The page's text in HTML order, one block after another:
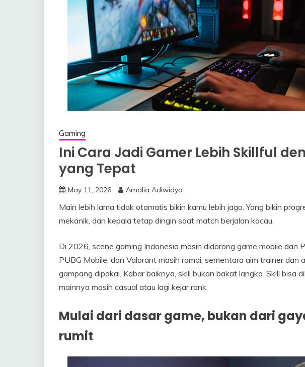
Gaming
Ini Cara Jadi Gamer Lebih Skillful
yang Tepat
May 11, 2026 Amalia Adiwidya
Main lebih lama tidak otomatis bikin kamu lebih jago. Yang bikin
mekanik, dan kepala tetap dingin saat match berjalan kacau.
Di 2026, scene gaming Indonesia masih didorong game mobile dan
PUBG Mobile, dan Valorant masih ramai, sementara aim trainer dan
gampang dipakai. Kabar baiknya, skill bukan bakat langka. Skill bisa
mainnya masih casual atau lagi kejar rank.
Mulai dari dasar game, bukan dari
rumit